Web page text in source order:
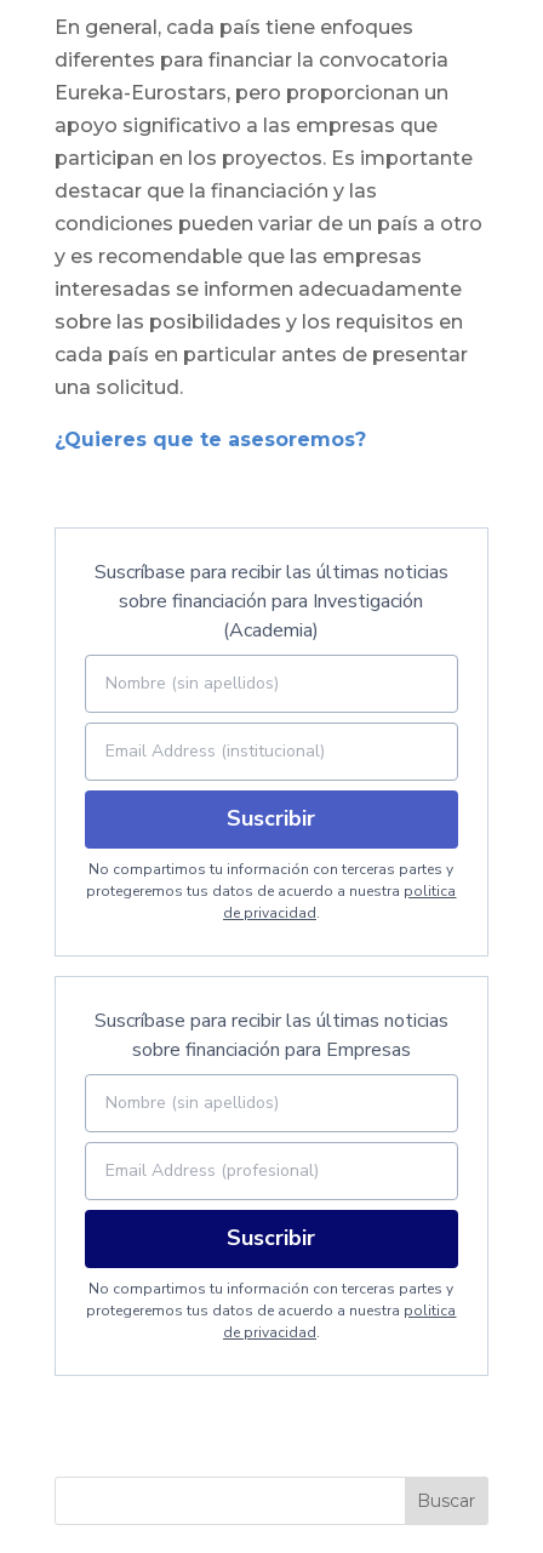
En general, cada país tiene enfoques
diferentes para financiar la convocatoria
Eureka-Eurostars, pero proporcionan un
apoyo significativo a las empresas que
participan en los proyectos. Es importante
destacar que la financiación y las
condiciones pueden variar de un país a otro
y es recomendable que las empresas
interesadas se informen adecuadamente
sobre las posibilidades y los requisitos en
cada país en particular antes de presentar
una solicitud.
¿Quieres que te asesoremos?
Suscríbase para recibir las últimas noticias
sobre financiación para Investigación
(Academia)
Suscribir
No compartimos tu información con terceras partes y
protegeremos tus datos de acuerdo a nuestra politica
de privacidad.
Suscríbase para recibir las últimas noticias
sobre financiación para Empresas
Suscribir
No compartimos tu información con terceras partes y
protegeremos tus datos de acuerdo a nuestra politica
de privacidad.